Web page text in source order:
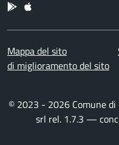
App Android
App IOS
Mappa del sito
di miglioramento del sito
© 2023 - 2026 Comune
srl rel. 1.7.3 —